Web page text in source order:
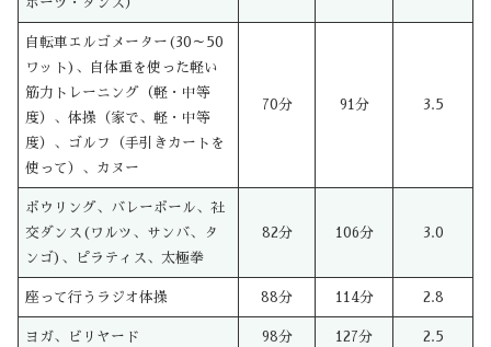
ポーツ・ダンス）
自転車エルゴメーター(30～50
ワット)、自体重を使った軽い
筋力トレーニング（軽・中等
度）、体操（家で、軽・中等
度）、ゴルフ（手引きカートを
使って）、カヌー
70分 91分 3.5
ボウリング、バレーボール、社
交ダンス(ワルツ、サンバ、タ
ンゴ)、ピラティス、太極拳
82分 106分 3.0
座って行うラジオ体操 88分 114分 2.8
ヨガ、ビリヤード 98分 127分 2.5